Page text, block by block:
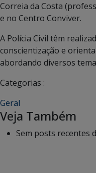
Correia da Costa
e no Centro Conviver.
A Polícia Civil têm
conscientização e
abordando diversos
Categorias :
Geral
Veja Também
Sem posts recentes